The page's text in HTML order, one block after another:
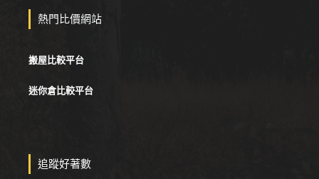
熱門比價網站
搬屋比較平台
迷你倉比較平台
追蹤好著數